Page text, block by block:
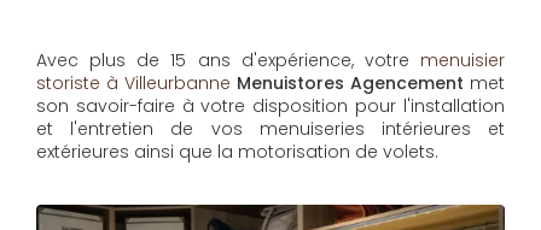
Avec plus de 15 ans d'expérience, votre menuisier
storiste à Villeurbanne Menuistores Agencement met
son savoir-faire à votre disposition pour l'installation
et l'entretien de vos menuiseries intérieures et
extérieures ainsi que la motorisation de volets.